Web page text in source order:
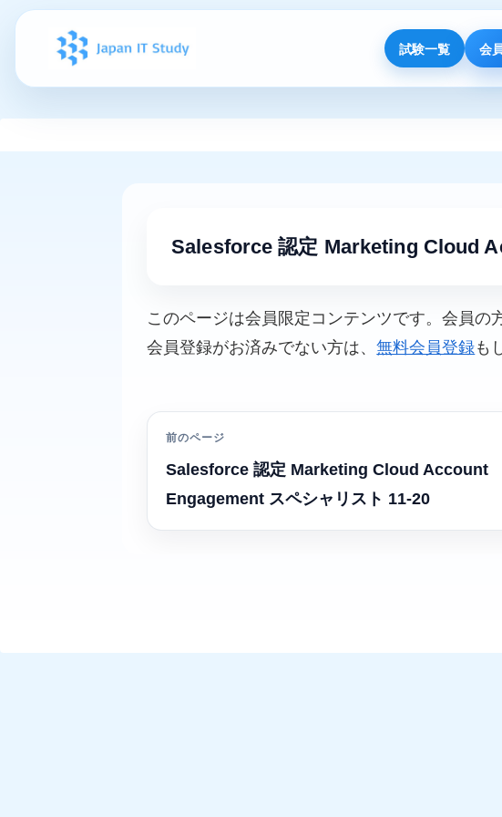
試験一覧 会
Salesforce 認定 Marketing Cloud
このページは会員限定コンテンツです。会員の
会員登録がお済みでない方は、無料会員登録も
前のページ
Salesforce 認定 Marketing Cloud Account
Engagement スペシャリスト 11-20